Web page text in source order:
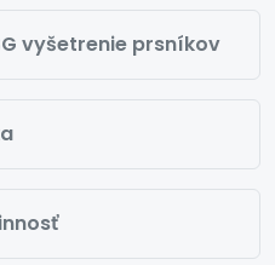
vyšetrenie prsníkov